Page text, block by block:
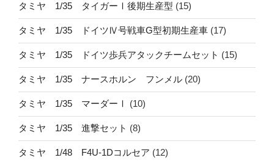
タミヤ 1/35 タイガーⅠ後期生産型 (15)
タミヤ 1/35 ドイツⅣ号戦車G型初期生産車 (17)
タミヤ 1/35 ドイツ歩兵アタックチームセット (15)
タミヤ 1/35 ナースホルン フンメル (20)
タミヤ 1/35 マーダーⅠ (10)
タミヤ 1/35 進撃セット (8)
タミヤ 1/48 F4U-1Dコルセア (12)